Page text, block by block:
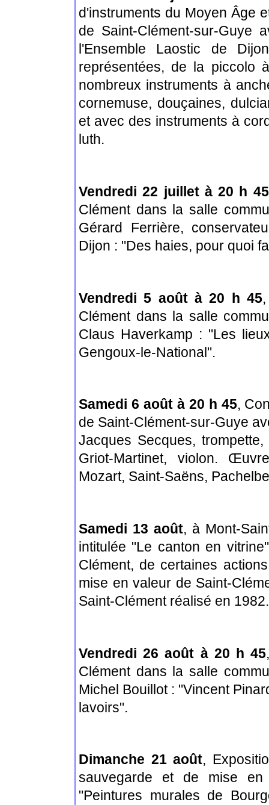
d'instruments du Moyen Âge
de Saint-Clément-sur-Guye
l'Ensemble Laostic de
représentées, de la piccolo
nombreux instruments à
cornemuse, douçaines,
et avec des instruments à
luth.
Vendredi 22 juillet à 20 h 45
Clément dans la salle
Gérard Ferrière,
Dijon : "Des haies, pour quoi
Vendredi 5 août à 20 h 45,
Clément dans la salle
Claus Haverkamp : "Les
Gengoux-le-National".
Samedi 6 août à 20 h 45,
de Saint-Clément-sur-Guye
Jacques Secques,
Griot-Martinet, violon.
Mozart, Saint-Saëns,
Samedi 13 août, à Mont-
intitulée "Le canton en
Clément, de certaines
mise en valeur de Saint-
Saint-Clément réalisé en 1982.
Vendredi 26 août à 20 h 45
Clément dans la salle
Michel Bouillot : "Vincent
lavoirs".
Dimanche 21 août,
sauvegarde et de mise en
"Peintures murales de